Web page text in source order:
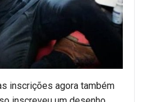
inscrições agora também